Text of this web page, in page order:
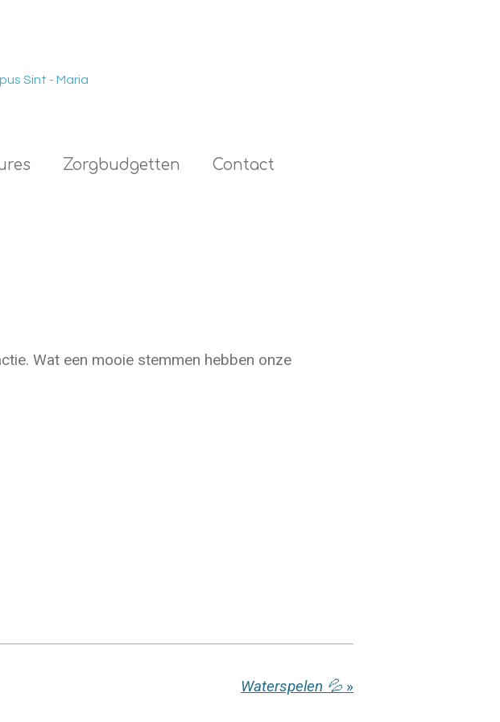
Sint - Maria
Zorgbudgetten Contact
Wat een mooie stemmen hebben onze
Waterspelen 💦 »